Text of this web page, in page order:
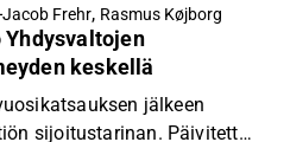
Jacob Frehr, Rasmus Køjborg
keskellä
jälkeen
sijoitustarinan. Päivitetty